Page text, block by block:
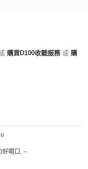
購買D100收聽服務 或 購
好唱口 , --